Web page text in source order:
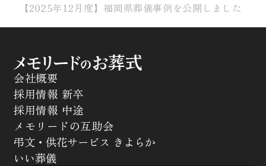
【2025年12月度】福岡県葬儀事例を公開しました
会社概要
採用情報 新卒
採用情報 中途
メモリードの互助会
弔文・供花サービス きよらか
いい葬儀